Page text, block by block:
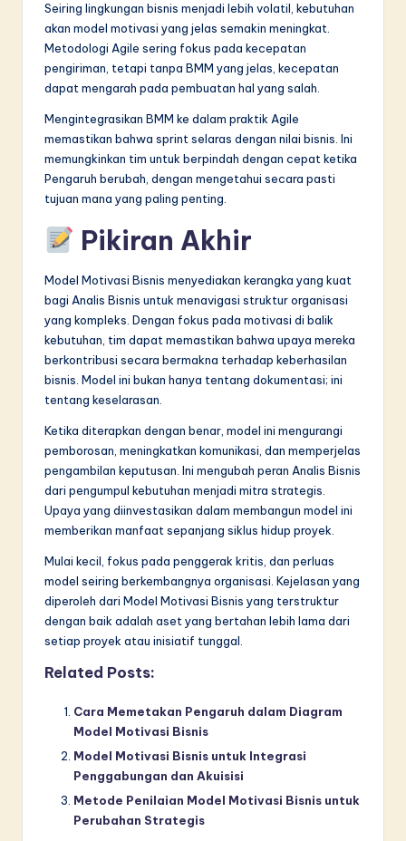
Seiring lingkungan bisnis menjadi lebih volatil, kebutuhan
akan model motivasi yang jelas semakin meningkat.
Metodologi Agile sering fokus pada kecepatan
pengiriman, tetapi tanpa BMM yang jelas, kecepatan
dapat mengarah pada pembuatan hal yang salah.
Mengintegrasikan BMM ke dalam praktik Agile
memastikan bahwa sprint selaras dengan nilai bisnis. Ini
memungkinkan tim untuk berpindah dengan cepat ketika
Pengaruh berubah, dengan mengetahui secara pasti
tujuan mana yang paling penting.
Pikiran Akhir
Model Motivasi Bisnis menyediakan kerangka yang kuat
bagi Analis Bisnis untuk menavigasi struktur organisasi
yang kompleks. Dengan fokus pada motivasi di balik
kebutuhan, tim dapat memastikan bahwa upaya mereka
berkontribusi secara bermakna terhadap keberhasilan
bisnis. Model ini bukan hanya tentang dokumentasi; ini
tentang keselarasan.
Ketika diterapkan dengan benar, model ini mengurangi
pemborosan, meningkatkan komunikasi, dan memperjelas
pengambilan keputusan. Ini mengubah peran Analis Bisnis
dari pengumpul kebutuhan menjadi mitra strategis.
Upaya yang diinvestasikan dalam membangun model ini
memberikan manfaat sepanjang siklus hidup proyek.
Mulai kecil, fokus pada penggerak kritis, dan perluas
model seiring berkembangnya organisasi. Kejelasan yang
diperoleh dari Model Motivasi Bisnis yang terstruktur
dengan baik adalah aset yang bertahan lebih lama dari
setiap proyek atau inisiatif tunggal.
Related Posts:
Cara Memetakan Pengaruh dalam Diagram
Model Motivasi Bisnis
Model Motivasi Bisnis untuk Integrasi
Penggabungan dan Akuisisi
Metode Penilaian Model Motivasi Bisnis untuk
Perubahan Strategis